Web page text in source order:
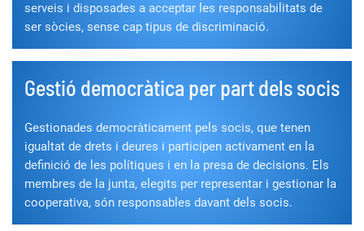
serveis i disposades a acceptar les responsabilitats de
ser sòcies, sense cap tipus de discriminació.
Gestió democràtica per part dels socis
Gestionades democràticament pels socis, que tenen
igualtat de drets i deures i participen activament en la
definició de les polítiques i en la presa de decisions. Els
membres de la junta, elegits per representar i gestionar la
cooperativa, són responsables davant dels socis.